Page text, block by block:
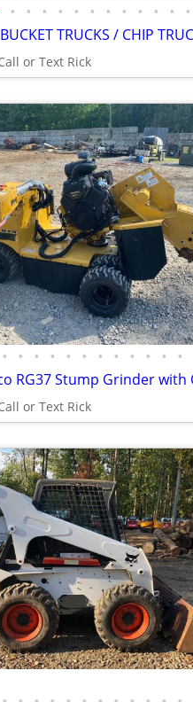
• • • • • • • • • • • •
or Text Rick
• • • • • • • • • • • •
or Text Rick